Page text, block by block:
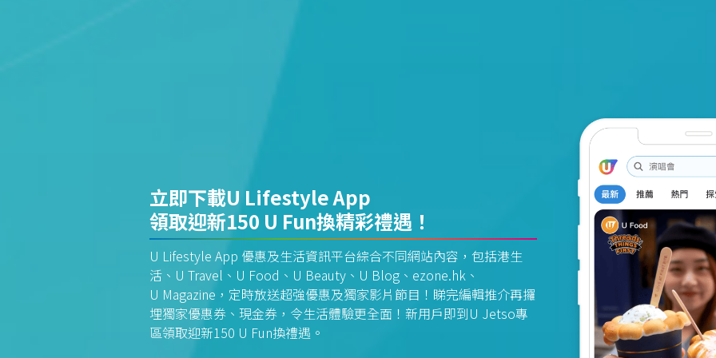
立即下載U Lifestyle App
領取迎新150 U Fun換精彩禮遇！
U Lifestyle App 優惠及生活資訊平台綜合不同網站內容，包括港生
活、U Travel、U Food、U Beauty、U Blog、ezone.hk、
U Magazine，定時放送超強優惠及獨家影片節目！睇完編輯推介再攞
埋獨家優惠券、現金券，令生活體驗更全面！新用戶即到U Jetso專
區領取迎新150 U Fun換禮遇。